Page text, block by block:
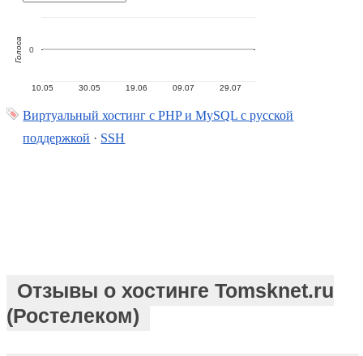
10.05 30.05 19.06 09.07 29.07
0
Голоса
Виртуальный хостинг c PHP и MySQL с русской
поддержкой · SSH
Отзывы о хостинге Tomsknet.ru
(Ростелеком)